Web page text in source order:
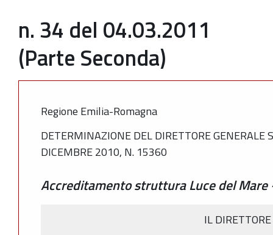
n. 34 del 04.03.2011
(Parte Seconda)
Regione Emilia-Romagna
DETERMINAZIONE DEL DIRETTORE GENERALE
DICEMBRE 2010, N. 15360
Accreditamento struttura Luce del Mare
IL DIRETTORE